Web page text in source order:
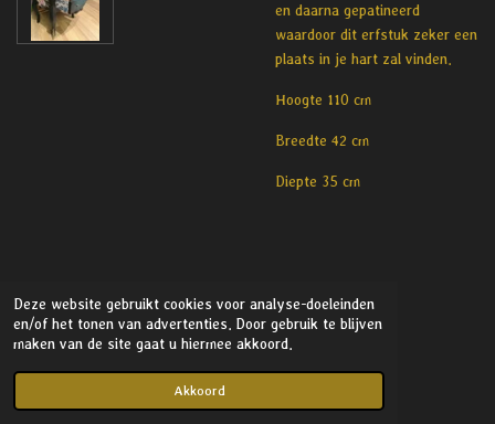
Deze website gebruikt cookies voor analyse-doeleinden
en/of het tonen van advertenties. Door gebruik te blijven
maken van de site gaat u hiermee akkoord.
Akkoord
en daarna gepatineerd
waardoor dit erfstuk zeker een
plaats in je hart zal vinden.
Hoogte 110 cm
Breedte 42 cm
Diepte 35 cm
© 2021 - 2026 Stylish Interior
Powered by